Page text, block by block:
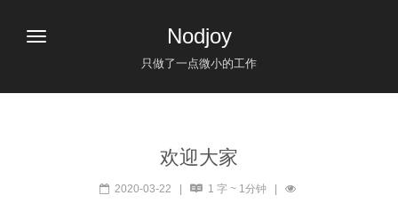
Nodjoy
只做了一点微小的工作
欢迎大家
2020-03-22 1 字 ~ 1分钟